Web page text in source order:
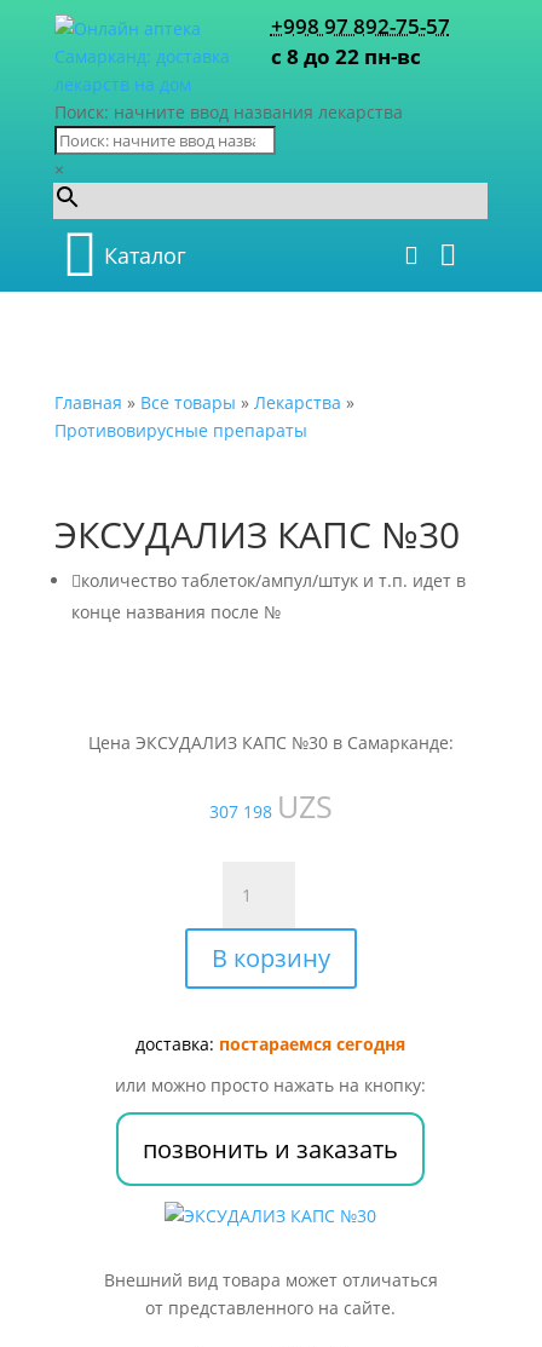
+998 97 892-75-57
с 8 до 22 пн-вс
Поиск: начните ввод названия лекарства
×
Каталог
Главная » Все товары » Лекарства »
Противовирусные препараты
ЭКСУДАЛИЗ КАПС №30
количество таблеток/ампул/штук и т.п. идет в
конце названия после №
Цена ЭКСУДАЛИЗ КАПС №30 в Самарканде:
307 198 UZS
товара
ЭКСУДАЛИЗ
КАПС
№30
В корзину
доставка: постараемся сегодня
или можно просто нажать на кнопку:
позвонить и заказать
Внешний вид товара может отличаться
от представленного на сайте.